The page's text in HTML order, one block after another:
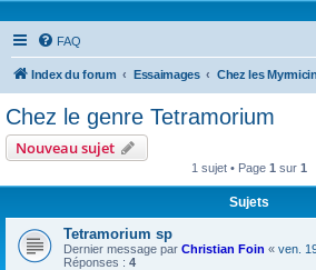
FAQ
Index du forum Essaimages Chez les
Chez le genre Tetramorium
Nouveau sujet
1 sujet • Page 1 sur 1
Sujets
Tetramorium sp
Dernier message par Christian Foin « ven.
Réponses : 4